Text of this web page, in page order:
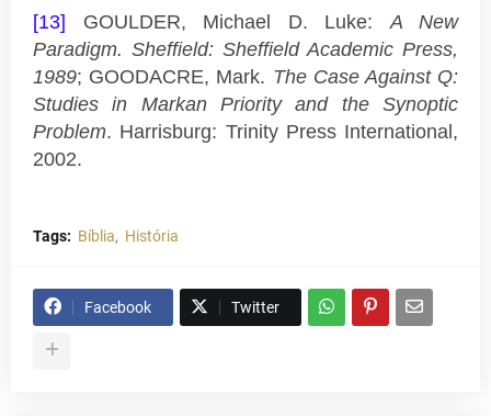
[13] GOULDER, Michael D. Luke: A New
Paradigm. Sheffield: Sheffield Academic Press,
1989; GOODACRE, Mark. The Case Against Q:
Studies in Markan Priority and the Synoptic
Problem. Harrisburg: Trinity Press International,
2002.
Tags: Bíblia História
Facebook Twitter